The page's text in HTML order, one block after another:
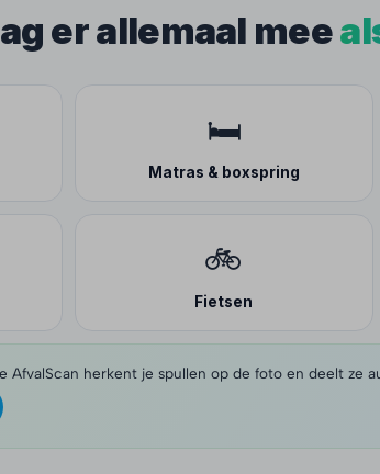
er allemaal mee
🛏️
Matras & boxspring
🚲
Fietsen
AfvalScan herkent je spullen op de foto en deelt ze